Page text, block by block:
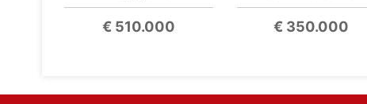
€ 510.000 € 350.000